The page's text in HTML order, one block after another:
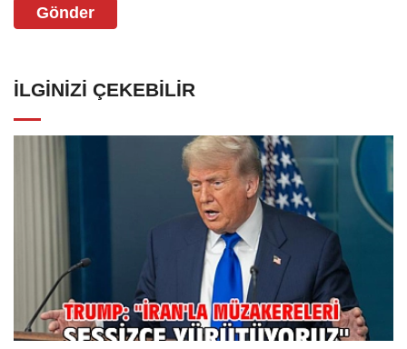
Gönder
İLGINIZI ÇEKEBILIR